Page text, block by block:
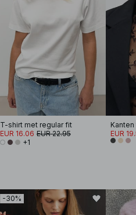
T-shirt met regular fit
EUR 16.06 EUR 22.95
+1
EUR
-30%